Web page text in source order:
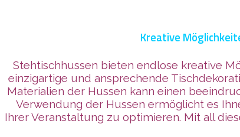
Kreative
Stehtischhussen bieten endlose kreative
einzigartige und ansprechende
Materialien der Hussen kann einen
Verwendung der Hussen ermöglicht es
Ihrer Veranstaltung zu optimieren. Mit all